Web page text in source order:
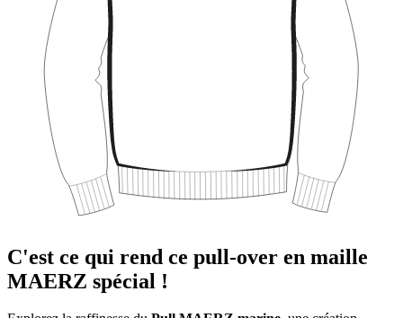
C'est ce qui rend ce pull-over en maille
MAERZ spécial !